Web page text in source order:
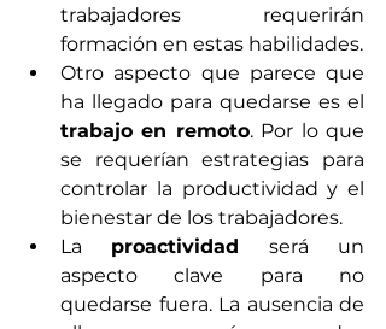
trabajadores requerirán
formación en estas habilidades.
Otro aspecto que parece que
trabajo en remoto. Por lo que
se requerían estrategias para
controlar la productividad y el
bienestar de los trabajadores.
La proactividad será un
aspecto clave para no
quedarse fuera. La ausencia de